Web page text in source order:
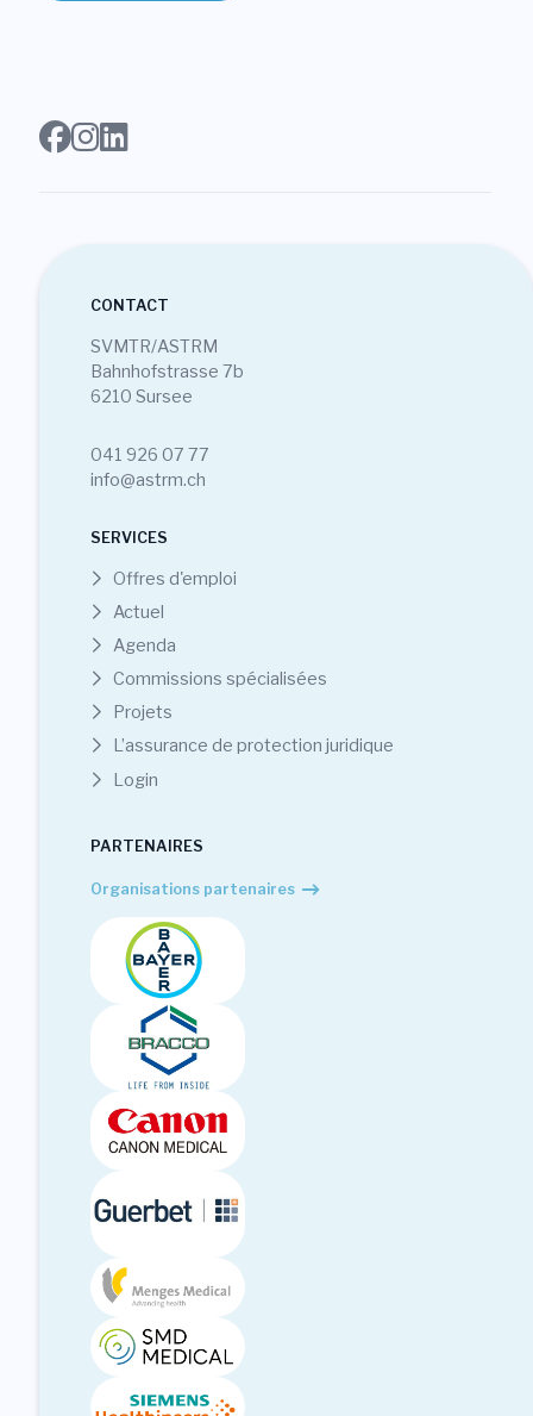
CONTACT
SVMTR/ASTRM
Bahnhofstrasse 7b
6210 Sursee
041 926 07 77
info@astrm.ch
SERVICES
Offres d'emploi
Actuel
Agenda
Commissions spécialisées
Projets
L’assurance de protection juridique
Login
PARTENAIRES
Organisations partenaires